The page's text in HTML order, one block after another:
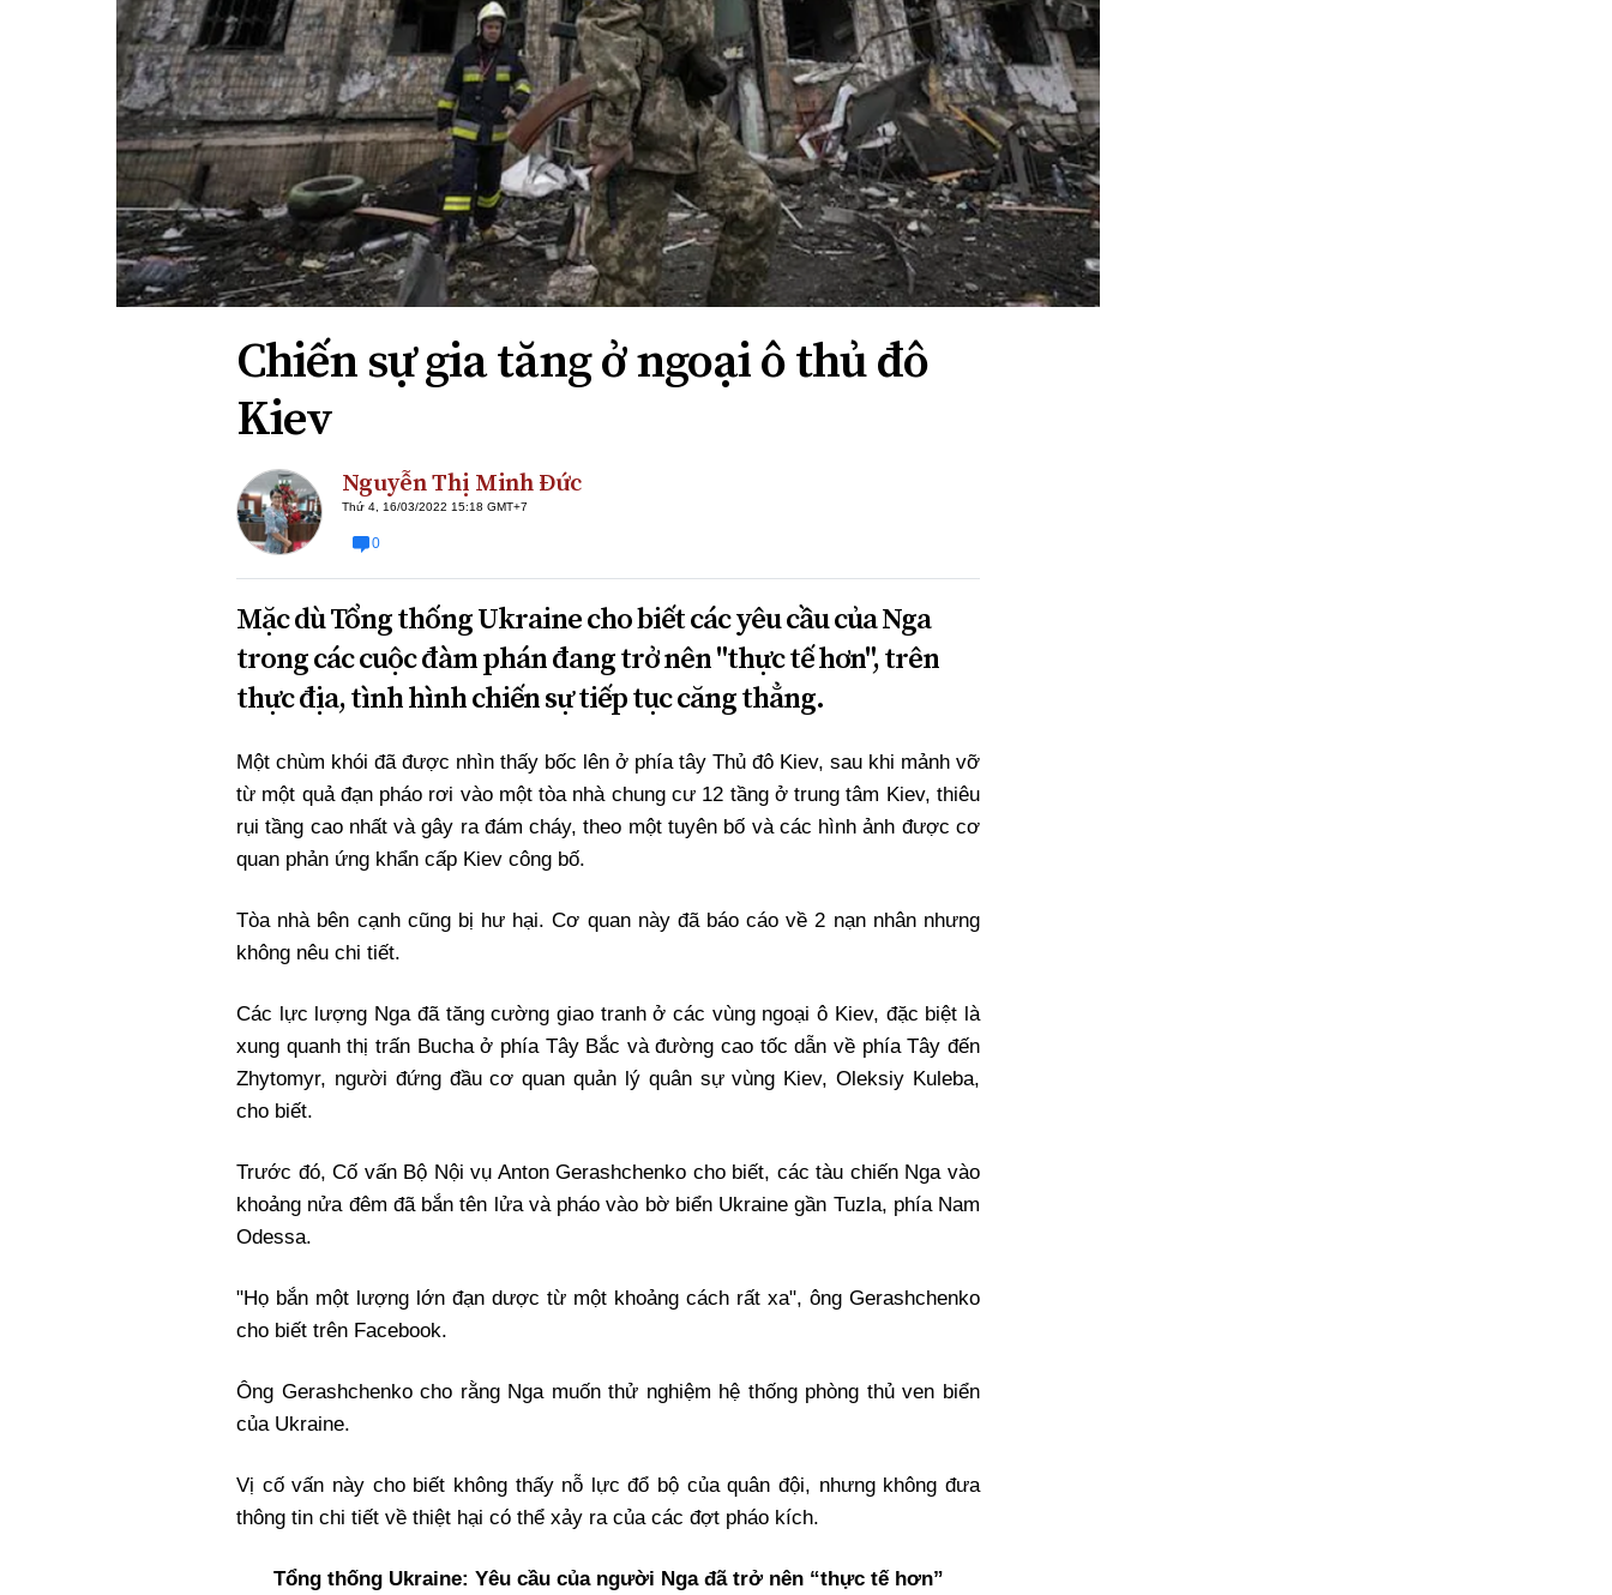
Xi nhan Trái Phải
Bạn đọc viết
Chiến sự gia tăng ở ngoại ô thủ đô
Kiev
Nguyễn Thị Minh Đức
Thứ 4, 16/03/2022 15:18 GMT+7
0
Mặc dù Tổng thống Ukraine cho biết các yêu cầu của Nga
trong các cuộc đàm phán đang trở nên "thực tế hơn", trên
thực địa, tình hình chiến sự tiếp tục căng thẳng.
Một chùm khói đã được nhìn thấy bốc lên ở phía tây Thủ đô Kiev, sau khi mảnh vỡ
từ một quả đạn pháo rơi vào một tòa nhà chung cư 12 tầng ở trung tâm Kiev, thiêu
rụi tầng cao nhất và gây ra đám cháy, theo một tuyên bố và các hình ảnh được cơ
quan phản ứng khẩn cấp Kiev công bố.
Tòa nhà bên cạnh cũng bị hư hại. Cơ quan này đã báo cáo về 2 nạn nhân nhưng
không nêu chi tiết.
Các lực lượng Nga đã tăng cường giao tranh ở các vùng ngoại ô Kiev, đặc biệt là
xung quanh thị trấn Bucha ở phía Tây Bắc và đường cao tốc dẫn về phía Tây đến
Zhytomyr, người đứng đầu cơ quan quản lý quân sự vùng Kiev, Oleksiy Kuleba,
cho biết.
Trước đó, Cố vấn Bộ Nội vụ Anton Gerashchenko cho biết, các tàu chiến Nga vào
khoảng nửa đêm đã bắn tên lửa và pháo vào bờ biển Ukraine gần Tuzla, phía Nam
Odessa.
"Họ bắn một lượng lớn đạn dược từ một khoảng cách rất xa", ông Gerashchenko
cho biết trên Facebook.
Ông Gerashchenko cho rằng Nga muốn thử nghiệm hệ thống phòng thủ ven biển
của Ukraine.
Vị cố vấn này cho biết không thấy nỗ lực đổ bộ của quân đội, nhưng không đưa
thông tin chi tiết về thiệt hại có thể xảy ra của các đợt pháo kích.
Tổng thống Ukraine: Yêu cầu của người Nga đã trở nên “thực tế hơn”